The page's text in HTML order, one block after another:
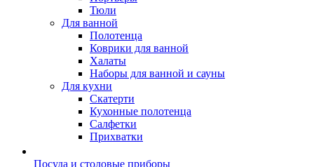
Тюли
Для ванной
Полотенца
Коврики для ванной
Халаты
Наборы для ванной и сауны
Для кухни
Скатерти
Кухонные полотенца
Салфетки
Прихватки
Посуда и столовые приборы